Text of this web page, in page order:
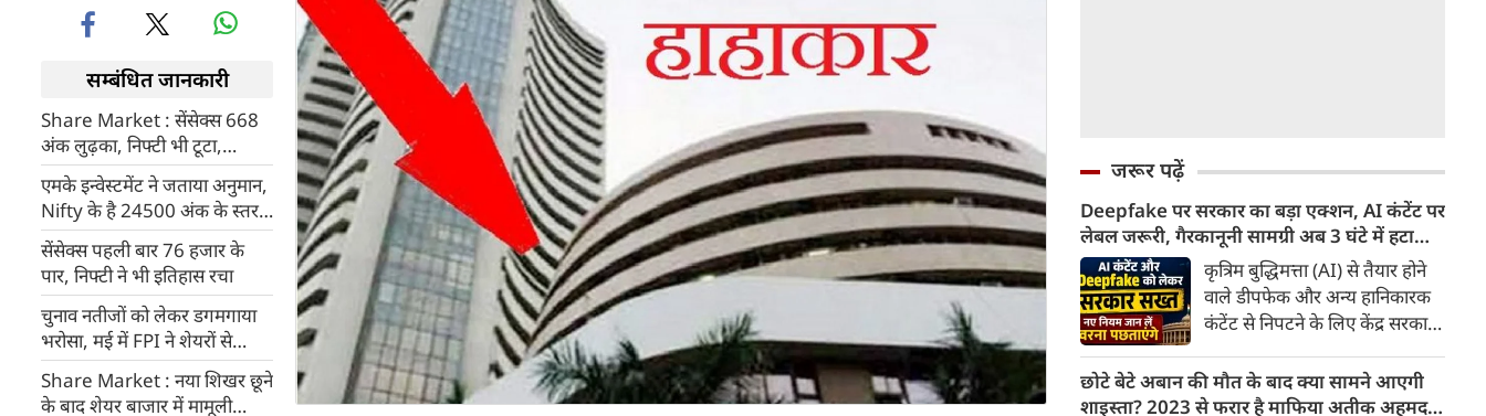
सम्बंधित जानकारी
Share Market : सेंसेक्स 668
अंक लुढ़का, निफ्टी भी टूटा,
लगातार चौथे दिन गिरावट
एमके इन्वेस्टमेंट ने जताया अनुमान,
Nifty के है 24500 अंक के स्तर
तक पहुंचने की उम्मीद
सेंसेक्स पहली बार 76 हजार के
पार, निफ्टी ने भी इतिहास रचा
चुनाव नतीजों को लेकर डगमगाया
भरोसा, मई में FPI ने शेयरों से
निकाले 22 हजार करोड़
Share Market : नया शिखर छूने
के बाद शेयर बाजार में मामूली
जरूर पढ़ें
Deepfake पर सरकार का बड़ा एक्शन, AI कंटेंट पर
लेबल जरूरी, गैरकानूनी सामग्री अब 3 घंटे में हटानी
होगी, नए नियम जान लें वरना पछताएंगे
कृत्रिम बुद्धिमत्ता (AI) से तैयार होने
वाले डीपफेक और अन्य हानिकारक
कंटेंट से निपटने के लिए केंद्र सरकार
किया है। सरकार ने AI से तैयार कंटेंट
पर स्पष्ट लेबल और पहचान योग्य
छोटे बेटे अबान की मौत के बाद क्या सामने आएगी
शाइस्ता? 2023 से फरार है माफिया अतीक अहमद